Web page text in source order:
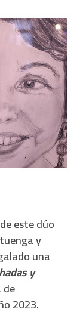
este dúo
y
una
y
2023.